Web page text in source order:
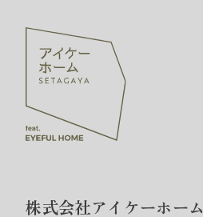
株式会社アイケーホーム